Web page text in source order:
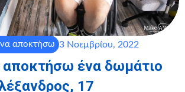
να αποκτήσω 3 Νοεμβρίου, 2022
αποκτήσω ένα δωμάτιο
17